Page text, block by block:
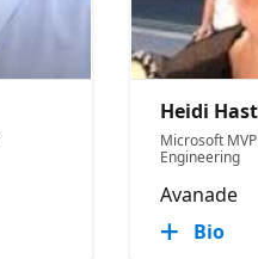
Heidi
Microsoft
Engineering
Avanade
Bio